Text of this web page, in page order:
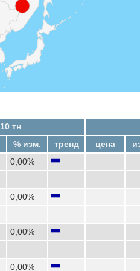
10 тн
% изм. тренд цена
0,00%
0,00%
0,00%
0,00%